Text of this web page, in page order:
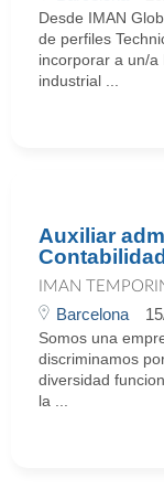
Desde IMAN
de perfiles
incorporar a un/a
industrial ...
Auxiliar
Contabilidad
IMAN
Barcelona
Somos una
discriminamos
diversidad
la ...